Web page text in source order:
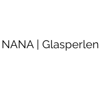
| Glasperlen